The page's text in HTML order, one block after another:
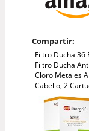
Compartir:
Filtro Ducha 36
Filtro Ducha
Cloro Metales
Cabello, 2